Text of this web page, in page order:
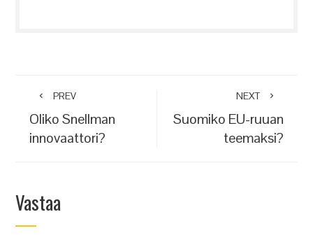
PREV
Oliko Snellman
innovaattori?
NEXT
Suomiko EU-ruuan
teemaksi?
Vastaa